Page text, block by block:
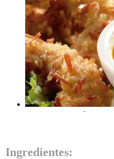
-
Ingredientes: